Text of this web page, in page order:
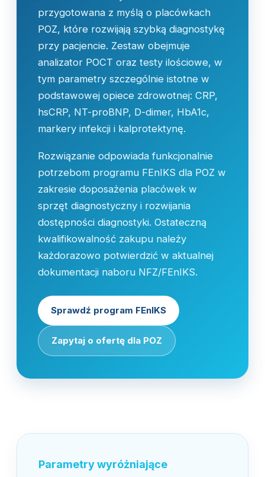
przygotowana z myślą o placówkach
POZ, które rozwijają szybką diagnostykę
przy pacjencie. Zestaw obejmuje
analizator POCT oraz testy ilościowe, w
tym parametry szczególnie istotne w
podstawowej opiece zdrowotnej: CRP,
hsCRP, NT-proBNP, D-dimer, HbA1c,
markery infekcji i kalprotektynę.
Rozwiązanie odpowiada funkcjonalnie
potrzebom programu FEnIKS dla POZ w
zakresie doposażenia placówek w
sprzęt diagnostyczny i rozwijania
dostępności diagnostyki. Ostateczną
kwalifikowalność zakupu należy
każdorazowo potwierdzić w aktualnej
dokumentacji naboru NFZ/FEnIKS.
Sprawdź program FEnIKS
Zapytaj o ofertę dla POZ
Parametry wyróżniające